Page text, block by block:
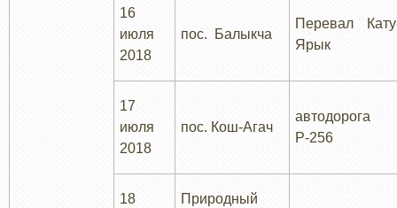
16
июля
2018
пос. Балыкча
Перевал
Ярык
17
июля
2018
пос. Кош-Агач
автодорога
Р-256
18
Природный